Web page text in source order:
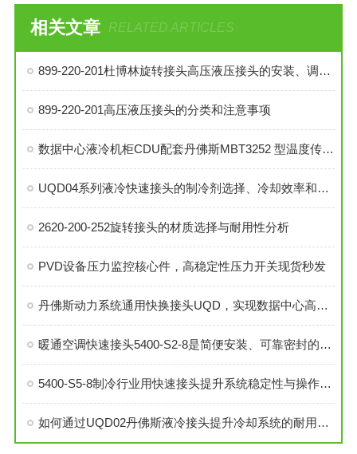
相关文章 RELATED ARTICLES
899-220-201杜博林旋转接头高压液压接头的安装、调试与维护技巧
899-220-201高压液压接头的分类和注意事项
数据中心液冷机柜CDU配套丹佛斯MBT3252 型温度传感器
UQD04系列液冷快速接头的制冷剂选择、冷却效率和可靠性分析
2620-200-252旋转接头的材质选择与耐用性分析
PVD设备压力监控核心件，高稳定性压力开关现货秒发
丹佛斯动力系统通用快换接头UQD，实现数据中心高效液冷
暖通空调快速接头5400-S2-8是简便安装、可靠密封的理想选择
5400-S5-8制冷行业用快速接头提升系统稳定性与操作便捷性
如何通过UQD02丹佛斯液冷接头提升冷却系统的耐用性？